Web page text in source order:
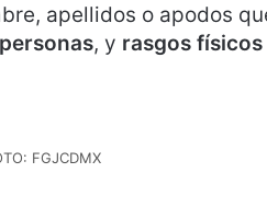
apellidos o apodos
, y rasgos físicos
FGJCDMX